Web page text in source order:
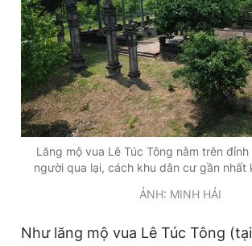
0906 645 777 0908 780
Đặt báo Quảng cáo RSS Tòa soạn
Tổng biên tập: Nguyễn Ngọc Toàn
Phó tổng biên tập thường trực: Hải Thành
Phó tổng biên tập: Lâm Hiếu Dũng
Phó tổng biên tập: Trần Việt Hưng
Tổng thư ký tòa soạn: Đức Trung
Giấy phép xuất bản số 110/GP - BTTTT cấp
chép dưới mọi hình thức nếu không có sự
Lăng mộ vua Lê Túc Tông nằm trên
người qua lại, cách khu dân cư gần nhất
ẢNH: MINH HẢI
Như lăng mộ vua Lê Túc Tông